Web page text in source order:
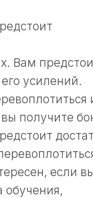
Вам
усилений.
получите
если
обучения,